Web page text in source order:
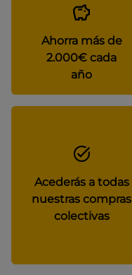
Ahorra más de
2.000€ cada
año
Acederás a todas
nuestras compras
colectivas